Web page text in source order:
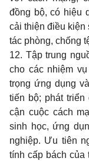
đồng bộ, có hiệu
cải thiện điều
tác phòng, chống
12. Tập trung
cho các nhiệm
trọng ứng dụng
tiến bộ; phát triển
cận cuộc cách
sinh học, ứng
nghiệp. Ưu tiên
tính cấp bách của